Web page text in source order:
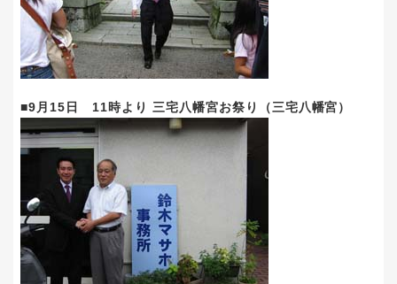
■9月15日 11時より 三宅八幡宮お祭り（三宅八幡宮）